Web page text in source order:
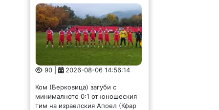
90 | 2026-08-06 14:56:14
Ком (Берковица) загуби с
минималното 0:1 от юношеския
тим на израелския Апоел (Кфар